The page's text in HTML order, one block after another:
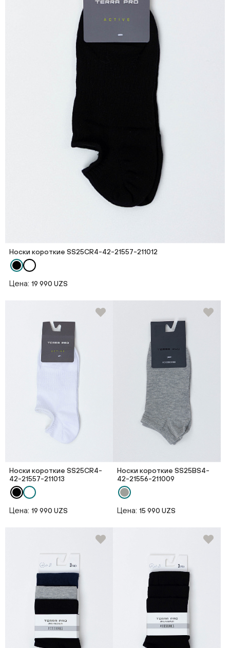
Носки короткие SS25CR4-42-21557-211012
Цена: 19 990 UZS
Носки короткие SS25CR4-
42-21557-211013
Цена: 19 990 UZS
Носки короткие SS25BS4-
42-21556-211009
Цена: 15 990 UZS